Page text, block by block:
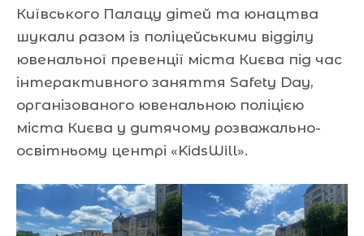
Київського Палацу дітей та юнацтва
шукали разом із поліцейськими відділу
ювенальної превенції міста Києва під час
інтерактивного заняття Safety Day,
організованого ювенальною поліцією
міста Києва у дитячому розважально-
освітньому центрі «KidsWill».